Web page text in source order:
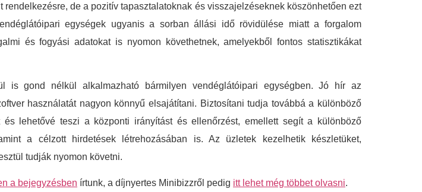
de a pozitív tapasztalatoknak és visszajelzéseknek köszönhetően ezt
egységek ugyanis a sorban állási idő rövidülése miatt a forgalom
és fogyási adatokat is nyomon követhetnek, amelyekből fontos statisztikákat
is gond nélkül alkalmazható bármilyen vendéglátóipari egységben. Jó hír az
használatát nagyon könnyű elsajátítani. Biztosítani tudja továbbá a különböző
lehetővé teszi a központi irányítást és ellenőrzést, emellett segít a különböző
a célzott hirdetések létrehozásában is. Az üzletek kezelhetik készletüket,
tudják nyomon követni.
a bejegyzésben írtunk, a díjnyertes Minibizzről pedig itt lehet még többet olvasni.